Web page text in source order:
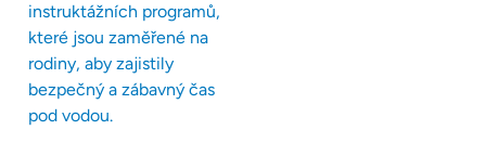
instruktážních programů,
které jsou zaměřené na
rodiny, aby zajistily
bezpečný a zábavný čas
pod vodou.